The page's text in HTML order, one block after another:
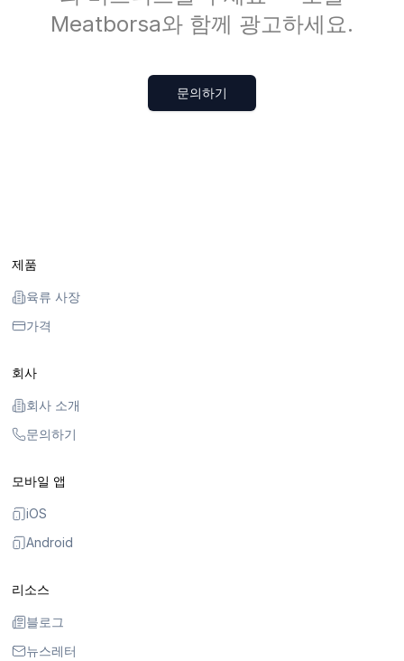
Meatborsa와 함께 광고하세요.
문의하기
제품
육류 사장
가격
회사
회사 소개
문의하기
모바일 앱
iOS
Android
리소스
블로그
뉴스레터